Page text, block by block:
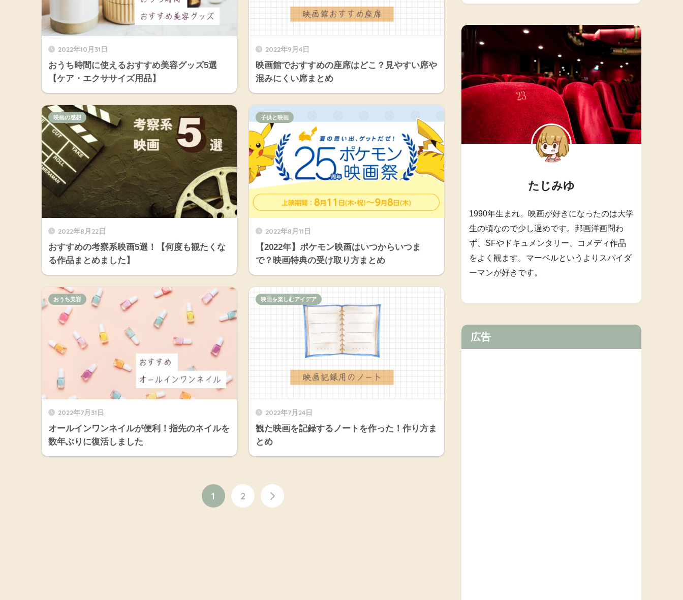
2022年10月31日
おうち時間に使えるおすすめ美容グッズ5選
【ケア・エクササイズ用品】
2022年9月4日
映画館でおすすめの座席はどこ？見やすい席や
混みにくい席まとめ
2022年8月22日
おすすめの考察系映画5選！【何度も観たくな
る作品まとめました】
映画の感想
2022年8月11日
【2022年】ポケモン映画はいつからいつま
で？映画特典の受け取り方まとめ
子供と映画
2022年7月31日
オールインワンネイルが便利！指先のネイルを
数年ぶりに復活しました
おうち美容
2022年7月24日
観た映画を記録するノートを作った！作り方ま
とめ
映画を楽しむアイデア
1 2
たじみゆ
1990年生まれ。映画が好きになったのは大学
生の頃なので少し遅めです。邦画洋画問わ
ず、SFやドキュメンタリー、コメディ作品
をよく観ます。マーベルというよりスパイダ
ーマンが好きです。
広告